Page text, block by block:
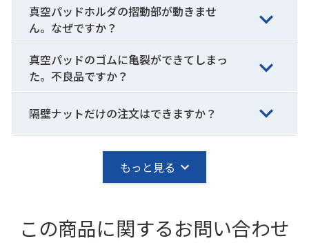
真空パッドホルダの摺動部が動きませ
ん。なぜですか？
真空パッドのゴムに亀裂ができてしまっ
た。不良品ですか？
隔壁ナットだけの注文はできますか？
もっと見る
この商品に関するお問い合わせ